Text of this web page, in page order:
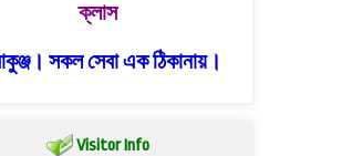
ক্লাস
সকল সেবা এক ঠিকানায়।
Visitor Info